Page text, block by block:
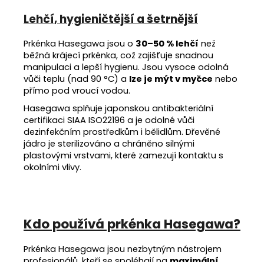
Lehčí, hygieničtější a šetrnější
Prkénka Hasegawa jsou o 30–50 % lehčí než
běžná krájecí prkénka, což zajišťuje snadnou
manipulaci a lepší hygienu. Jsou vysoce odolná
vůči teplu (nad 90 °C) a lze je mýt v myčce nebo
přímo pod vroucí vodou.
Hasegawa splňuje japonskou antibakteriální
certifikaci SIAA ISO22196 a je odolné vůči
dezinfekčním prostředkům i bělidlům. Dřevěné
jádro je sterilizováno a chráněno silnými
plastovými vrstvami, které zamezují kontaktu s
okolními vlivy.
Kdo používá prkénka Hasegawa?
Prkénka Hasegawa jsou nezbytným nástrojem